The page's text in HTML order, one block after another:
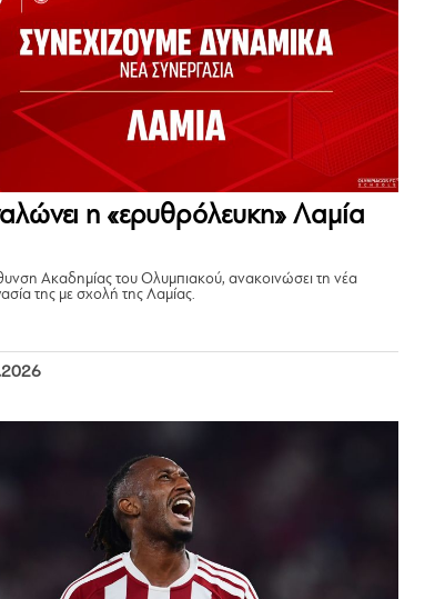
η «ερυθρόλευκη» Λαμία
Ακαδημίας του Ολυμπιακού, ανακοινώσει τη νέα
της με σχολή της Λαμίας.